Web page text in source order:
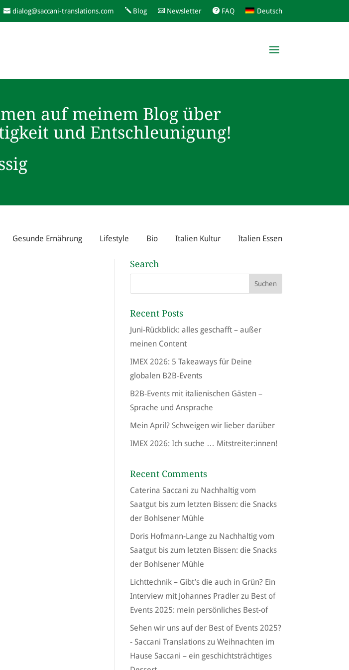
dialog@saccani-translations.com Blog Newsletter FAQ Deutsch
auf meinem Blog über
und Entschleunigung!
Gesunde Ernährung Lifestyle Bio Italien Kultur Italien Essen
Search
Recent Posts
Juni-Rückblick: alles geschafft – außer
meinen Content
IMEX 2026: 5 Takeaways für Deine
globalen B2B-Events
B2B-Events mit italienischen Gästen –
Sprache und Ansprache
Mein April? Schweigen wir lieber darüber
IMEX 2026: Ich suche … Mitstreiter:innen!
Recent Comments
Caterina Saccani zu Nachhaltig vom
Saatgut bis zum letzten Bissen: die Snacks
der Bohlsener Mühle
Doris Hofmann-Lange zu Nachhaltig vom
Saatgut bis zum letzten Bissen: die Snacks
der Bohlsener Mühle
Lichttechnik – Gibt’s die auch in Grün? Ein
Interview mit Johannes Pradlerzu Best of
Events 2025: mein persönliches Best-of
Sehen wir uns auf der Best of Events 2025?
- Saccani Translationszu Weihnachten im
Hause Saccani – ein geschichtsträchtiges